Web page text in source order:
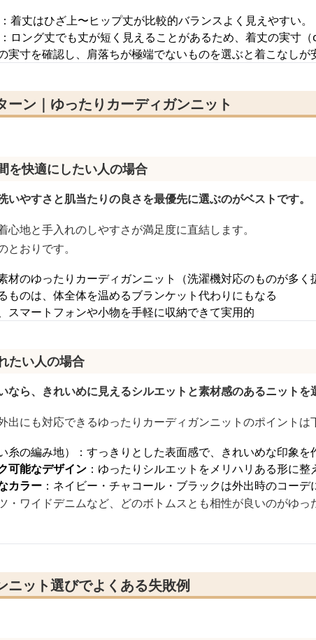
：着丈はひざ上〜ヒップ丈が比較的バランスよく見えやすい。
：ロング丈でも丈が短く見えることがあるため、着丈の実寸
実寸を確認し、肩落ちが極端でないものを選ぶと着こなしが
ーン｜ゆったりカーディガンニット
を快適にしたい人の場合
いやすさと肌当たりの良さを最優先に選ぶのがベストです。
地と手入れのしやすさが満足度に直結します。
おりです。
材のゆったりカーディガンニット（洗濯機対応のものが多く
ものは、体全体を温めるブランケット代わりにもなる
スマートフォンや小物を手軽に収納できて実用的
たい人の場合
なら、きれいめに見えるシルエットと素材感のあるニットを
出にも対応できるゆったりカーディガンニットのポイントは
い糸の編み地）：すっきりとした表面感で、きれいめな印象を
可能なデザイン ：ゆったりシルエットをメリハリある形に整
カラー ：ネイビー・チャコール・ブラックは外出時のコー
・ワイドデニムなど、どのボトムスとも相性が良いのがゆ
ニット選びでよくある失敗例